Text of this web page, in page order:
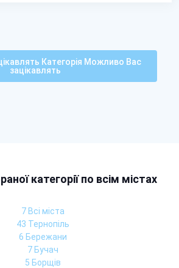
Категорія Можливо Вас
зацікавлять
категорії по всім містах
7 Всі міста
43 Тернопіль
6 Бережани
7 Бучач
5 Борщів